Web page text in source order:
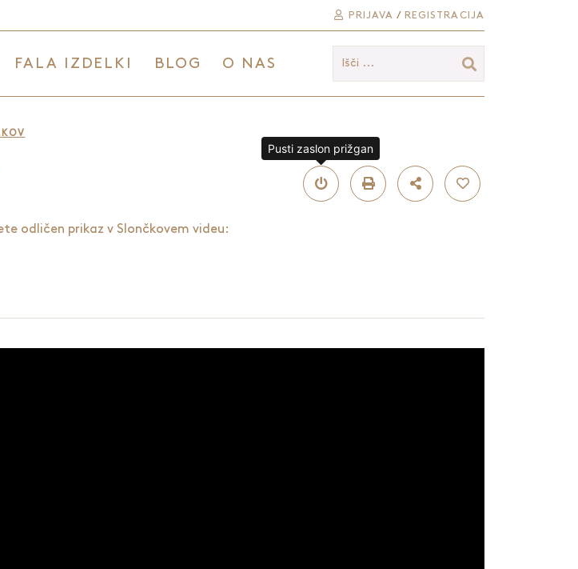
PRIJAVA / REGISTRACIJA
Išči ...
FALA IZDELKI BLOG O NAS
odličen prikaz v Slončkovem videu:
Pusti zaslon prižgan